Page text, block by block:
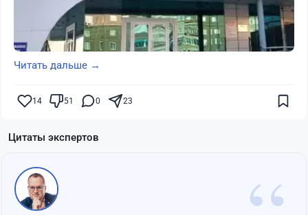
Читать дальше →
14 51 0 23
Цитаты экспертов